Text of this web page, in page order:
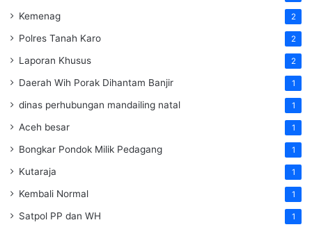
Kemenag 2
Polres Tanah Karo 2
Laporan Khusus 2
Daerah Wih Porak Dihantam Banjir 1
dinas perhubungan mandailing natal 1
Aceh besar 1
Bongkar Pondok Milik Pedagang 1
Kutaraja 1
Kembali Normal 1
Satpol PP dan WH 1